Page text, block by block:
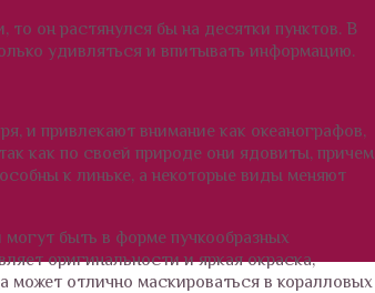
он растянулся бы на десятки пунктов. В
удивляться и впитывать информацию.
и привлекают внимание как океанографов,
как по своей природе они ядовиты, причем
к линьке, а некоторые виды меняют
быть в форме пучкообразных
оригинальности и яркая окраска,
может отлично маскироваться в коралловых